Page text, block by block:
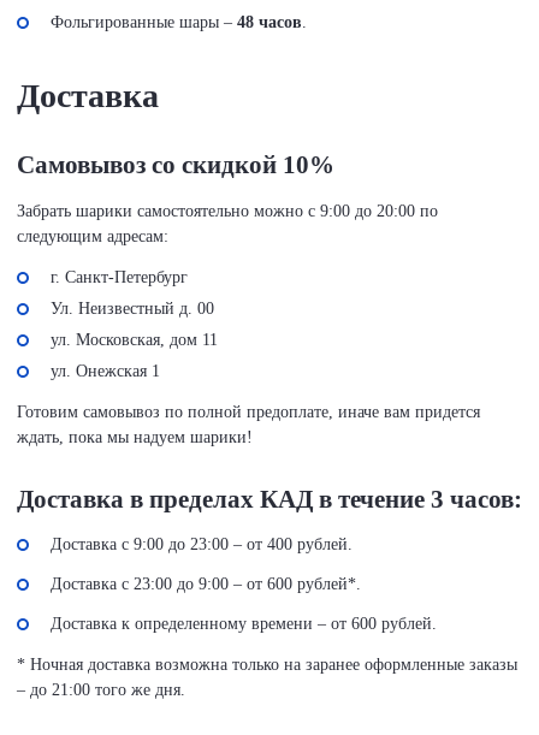
Фольгированные шары – 48 часов
Доставка
Самовывоз со скидкой 10%
Забрать шарики самостоятельно можно с 9:00 до 20:00 по
следующим адресам:
г. Санкт-Петербург
Ул. Неизвестный д. 00
ул. Московская, дом 11
ул. Онежская 1
Готовим самовывоз по полной предоплате, иначе вам придется
ждать, пока мы надуем шарики!
Доставка в пределах КАД в течение 3 часов:
Доставка с 9:00 до 23:00 – от 400 рублей.
Доставка с 23:00 до 9:00 – от 600 рублей*.
Доставка к определенному времени – от 600 рублей.
* Ночная доставка возможна только на заранее оформленные заказы
– до 21:00 того же дня.